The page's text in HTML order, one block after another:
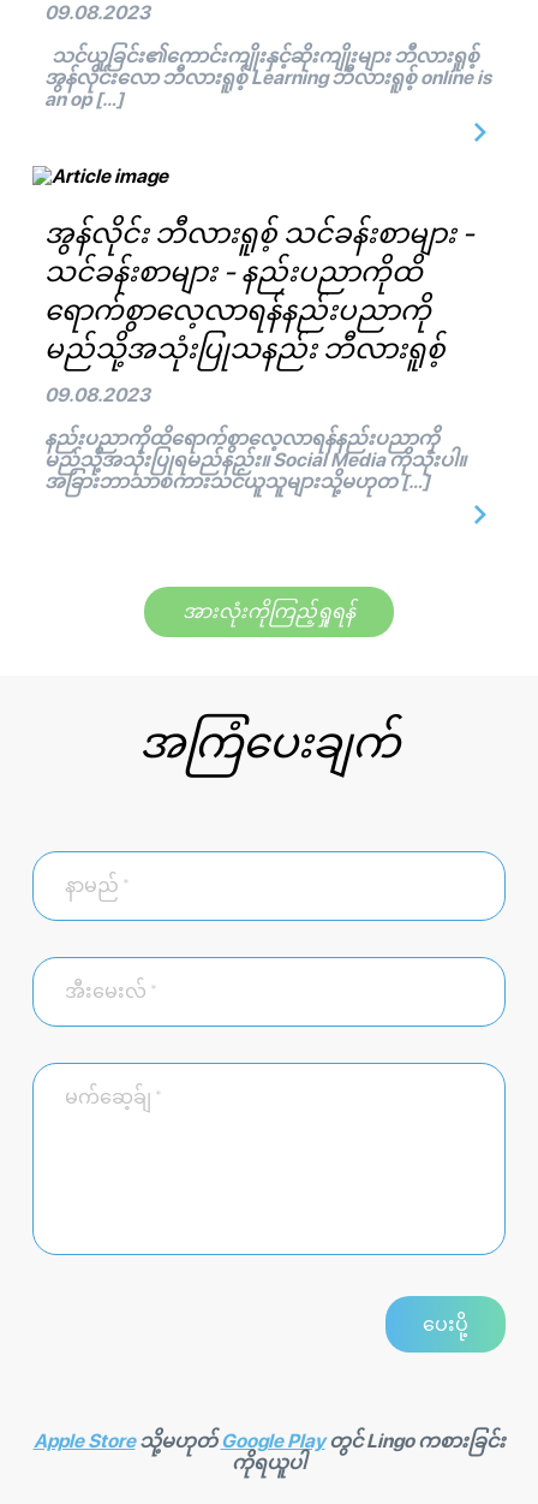
09.08.2023
သင်ယူခြင်း၏ကောင်းကျိုးနှင့်ဆိုးကျိုးများ ဘီလားရူစ့်
အွန်လိုင်းလော ဘီလားရူစ့် Learning ဘီလားရူစ့် online is
an op […]
အွန်လိုင်း ဘီလားရူစ့် သင်ခန်းစာများ -
သင်ခန်းစာများ - နည်းပညာကိုထိ
ရောက်စွာလေ့လာရန်နည်းပညာကို
မည်သို့အသုံးပြုသနည်း ဘီလားရူစ့်
09.08.2023
နည်းပညာကိုထိရောက်စွာလေ့လာရန်နည်းပညာကို
မည်သို့အသုံးပြုရမည်နည်း။ Social Media ကိုသုံးပါ။
အခြားဘာသာစကားသင်ယူသူများသို့မဟုတ […]
အားလုံးကိုကြည့်ရှုရန်
အကြံပေးချက်
Apple Storeသို့မဟုတ်Google Playတွင် Lingo ကစားခြင်း
ကိုရယူပါ